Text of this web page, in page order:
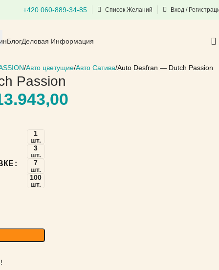
+420 060-889-34-85 Список Желаний Вход /
БлогДеловая Информация
Авто цветущие Авто Сатива Auto Desfran — Dutch Passion
Passion
1
шт.
3
шт.
7
шт.
100
шт.